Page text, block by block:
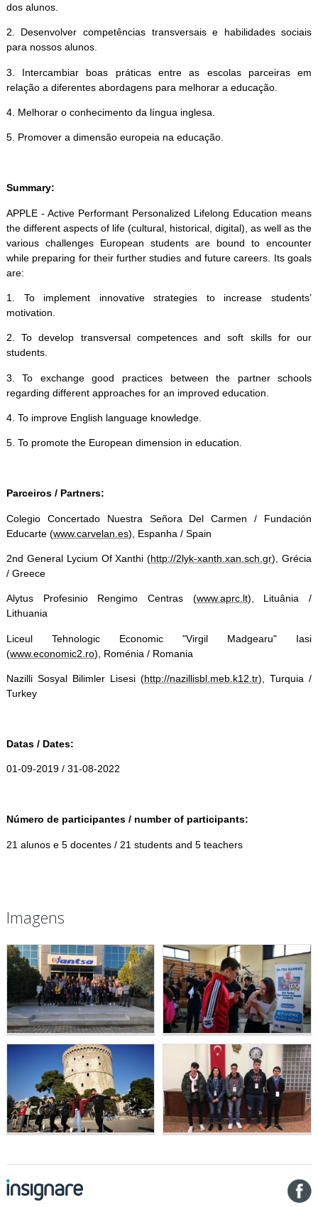
dos alunos.
2. Desenvolver competências transversais e habilidades sociais
para nossos alunos.
3. Intercambiar boas práticas entre as escolas parceiras em
relação a diferentes abordagens para melhorar a educação.
4. Melhorar o conhecimento da língua inglesa.
5. Promover a dimensão europeia na educação.
Summary:
APPLE - Active Performant Personalized Lifelong Education means
the different aspects of life (cultural, historical, digital), as well as the
various challenges European students are bound to encounter
while preparing for their further studies and future careers. Its goals
are:
1. To implement innovative strategies to increase students’
motivation.
2. To develop transversal competences and soft skills for our
students.
3. To exchange good practices between the partner schools
regarding different approaches for an improved education.
4. To improve English language knowledge.
5. To promote the European dimension in education.
Parceiros / Partners:
Colegio Concertado Nuestra Señora Del Carmen / Fundación
Educarte (www.carvelan.es), Espanha / Spain
2nd General Lycium Of Xanthi (http://2lyk-xanth.xan.sch.gr), Grécia
/ Greece
Alytus Profesinio Rengimo Centras (www.aprc.lt), Lituânia /
Lithuania
Liceul Tehnologic Economic "Virgil Madgearu" Iasi
(www.economic2.ro), Roménia / Romania
Nazilli Sosyal Bilimler Lisesi (http://nazillisbl.meb.k12.tr), Turquia /
Turkey
Datas / Dates:
01-09-2019 / 31-08-2022
Número de participantes / number of participants:
21 alunos e 5 docentes / 21 students and 5 teachers
Imagens